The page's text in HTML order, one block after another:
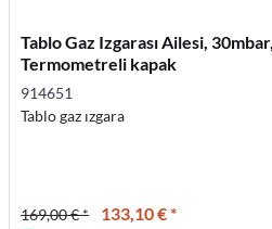
Tablo Gaz Izgarası Ailesi,
Termometreli kapak
914651
Tablo gaz ızgara
169,00 € * 133,10 € *